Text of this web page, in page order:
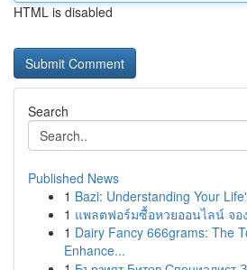
HTML is disabled
Search
Published News
1 Bazi: Understanding Your
1 แพลตฟอร์มซื้อหวยออนไลน์ จอ
1 Dairy Fancy 666grams: The
Enhance...